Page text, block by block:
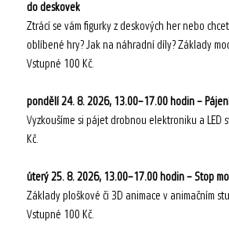
do deskovek
Ztrácí se vám figurky z deskových her nebo
oblíbené hry? Jak na náhradní díly? Základy
Vstupné 100 Kč.
pondělí 24. 8. 2026, 13.00–17.00 hodin –
Vyzkoušíme si pájet drobnou elektroniku a LED
Kč.
úterý 25. 8. 2026, 13.00–17.00 hodin – Stop
Základy ploškové či 3D animace v animačním
Vstupné 100 Kč.